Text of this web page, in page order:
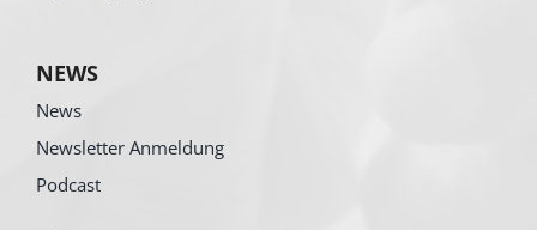
NEWS
News
Newsletter Anmeldung
Podcast